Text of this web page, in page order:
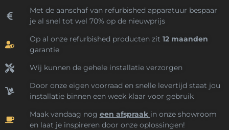
Met de aanschaf van refurbished apparatuur bespaar
je al snel tot wel 70% op de nieuwprijs
Op al onze refurbished producten zit 12 maanden
garantie
Wij kunnen de gehele installatie verzorgen
Door onze eigen voorraad en snelle levertijd staat jou
installatie binnen een week klaar voor gebruik
Maak vandaag nog een afspraak in onze showroom
en laat je inspireren door onze oplossingen!